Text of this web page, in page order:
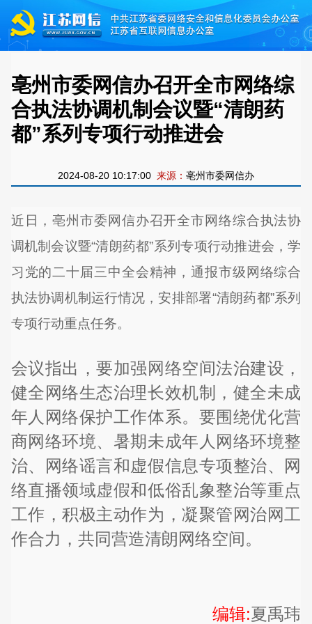
亳州市委网信办召开全市网络综
合执法协调机制会议暨“清朗药
都”系列专项行动推进会
2024-08-20 10:17:00 来源： 亳州市委网信办
近日，亳州市委网信办召开全市网络综合执法协
调机制会议暨“清朗药都”系列专项行动推进会，学
习党的二十届三中全会精神，通报市级网络综合
执法协调机制运行情况，安排部署“清朗药都”系列
专项行动重点任务。
会议指出，要加强网络空间法治建设，
健全网络生态治理长效机制，健全未成
年人网络保护工作体系。要围绕优化营
商网络环境、暑期未成年人网络环境整
治、网络谣言和虚假信息专项整治、网
络直播领域虚假和低俗乱象整治等重点
工作，积极主动作为，凝聚管网治网工
作合力，共同营造清朗网络空间。
编辑:夏禹玮